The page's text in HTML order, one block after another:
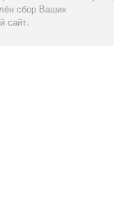
сбор Ваших
сайт.